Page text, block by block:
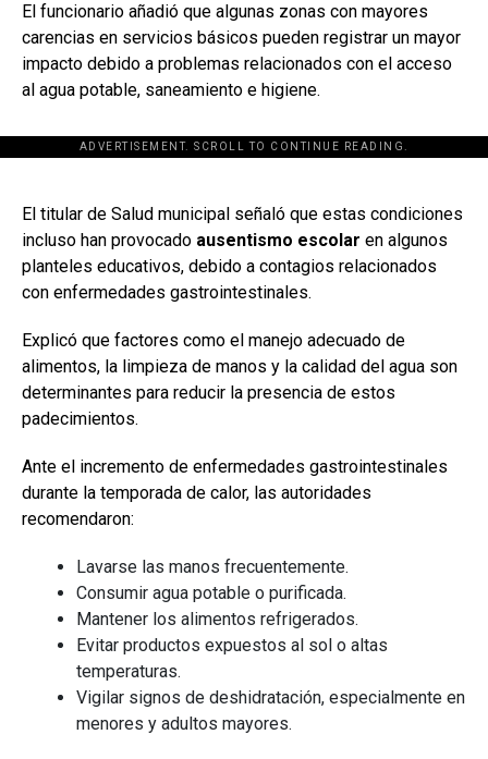
El funcionario añadió que algunas zonas con mayores
carencias en servicios básicos pueden registrar un mayor
impacto debido a problemas relacionados con el acceso
al agua potable, saneamiento e higiene.
ADVERTISEMENT. SCROLL TO CONTINUE READING.
[adsforwp id="243463"]
El titular de Salud municipal señaló que estas condiciones
incluso han provocado ausentismo escolar en algunos
planteles educativos, debido a contagios relacionados
con enfermedades gastrointestinales.
Explicó que factores como el manejo adecuado de
alimentos, la limpieza de manos y la calidad del agua son
determinantes para reducir la presencia de estos
padecimientos.
Ante el incremento de enfermedades gastrointestinales
durante la temporada de calor, las autoridades
recomendaron:
Lavarse las manos frecuentemente.
Consumir agua potable o purificada.
Mantener los alimentos refrigerados.
Evitar productos expuestos al sol o altas
temperaturas.
Vigilar signos de deshidratación, especialmente en
menores y adultos mayores.